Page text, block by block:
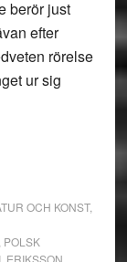
berör just
efter
rörelse
ur sig
OCH KONST,
POLSK
ERIKSSON